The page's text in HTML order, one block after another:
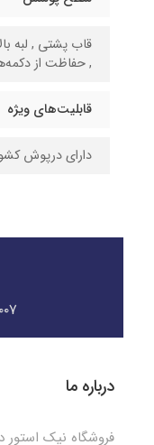
قاب پشتی , لبه
, حفاظت از
قابلیت‌های ویژه
دارای درپوش
درباره ما